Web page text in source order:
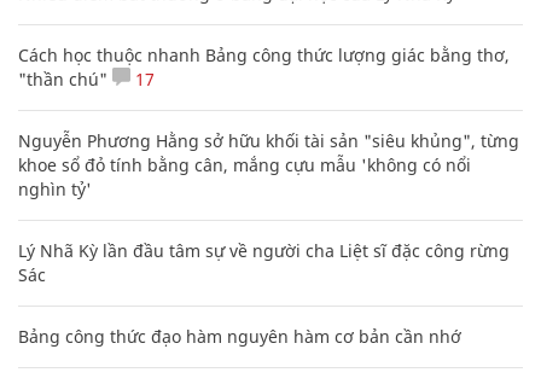
Cách học thuộc nhanh Bảng công thức lượng giác bằng thơ,
"thần chú"
17
Nguyễn Phương Hằng sở hữu khối tài sản "siêu khủng", từng
khoe sổ đỏ tính bằng cân, mắng cựu mẫu 'không có nổi
nghìn tỷ'
Lý Nhã Kỳ lần đầu tâm sự về người cha Liệt sĩ đặc công rừng
Sác
Bảng công thức đạo hàm nguyên hàm cơ bản cần nhớ